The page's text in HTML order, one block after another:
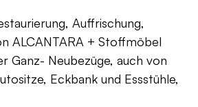
Auffrischung,
ALCANTARA + Stoffmöbel
Ganz- Neubezüge, auch von
Eckbank und Essstühle,